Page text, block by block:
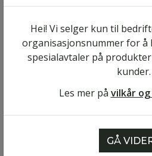
Følg oss på sosiale medier
Hei! Vi selger kun til
organisasjonsnummer for å
spesialavtaler på
kunder.
Les mer på vilkår
GÅ